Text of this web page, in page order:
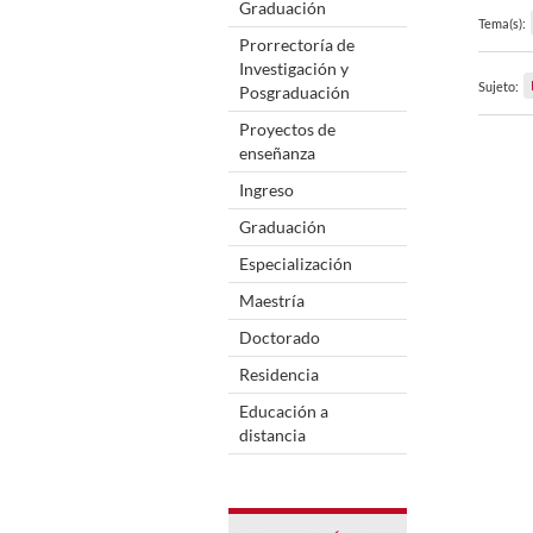
Graduación
Prorrectoría de
Investigación y
Posgraduación
Proyectos de
enseñanza
Ingreso
Graduación
Especialización
Maestría
Doctorado
Residencia
Educación a
distancia
Tema(s):
Sujeto: